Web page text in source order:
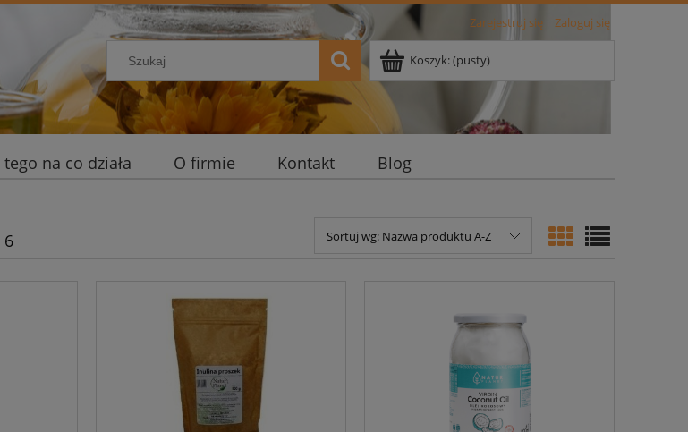
Zarejestruj się Zaloguj się
Koszyk:(pusty)
na co działa O firmie Kontakt Blog
6 Sortuj wg: Nazwa produktu A-Z